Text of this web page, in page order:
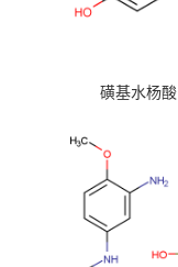
磺基水杨酸